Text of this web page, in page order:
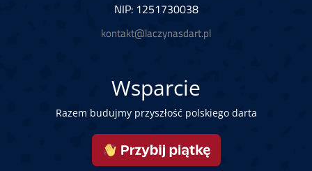
NIP: 1251730038
kontakt@laczynasdart.pl
Wsparcie
Razem budujmy przyszłość polskiego darta